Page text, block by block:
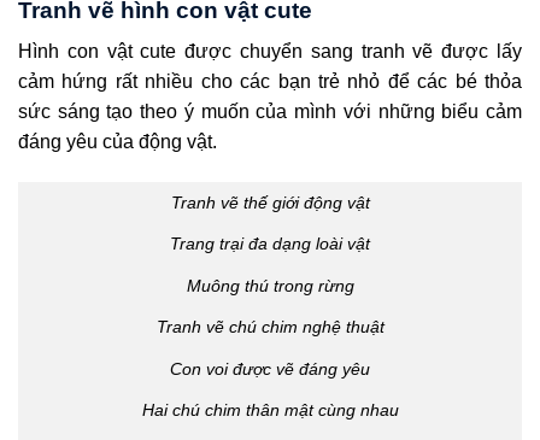
Tranh vẽ hình con vật cute
Hình con vật cute được chuyển sang tranh vẽ được lấy
cảm hứng rất nhiều cho các bạn trẻ nhỏ để các bé thỏa
sức sáng tạo theo ý muốn của mình với những biểu cảm
đáng yêu của động vật.
Tranh vẽ thế giới động vật
Trang trại đa dạng loài vật
Muông thú trong rừng
Tranh vẽ chú chim nghệ thuật
Con voi được vẽ đáng yêu
Hai chú chim thân mật cùng nhau